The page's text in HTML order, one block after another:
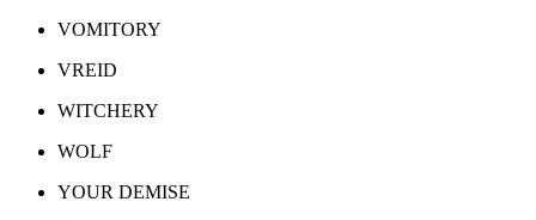
VOMITORY
VREID
WITCHERY
WOLF
YOUR DEMISE